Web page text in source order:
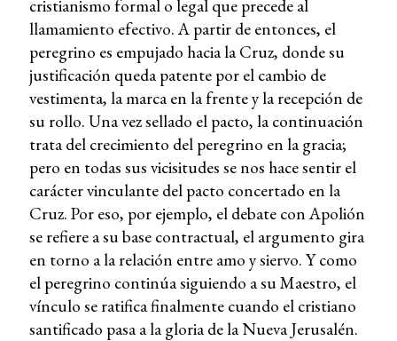
cristianismo formal o legal que precede al
llamamiento efectivo. A partir de entonces, el
peregrino es empujado hacia la Cruz, donde su
justificación queda patente por el cambio de
vestimenta, la marca en la frente y la recepción de
su rollo. Una vez sellado el pacto, la continuación
trata del crecimiento del peregrino en la gracia;
pero en todas sus vicisitudes se nos hace sentir el
carácter vinculante del pacto concertado en la
Cruz. Por eso, por ejemplo, el debate con Apolión
se refiere a su base contractual, el argumento gira
en torno a la relación entre amo y siervo. Y como
el peregrino continúa siguiendo a su Maestro, el
vínculo se ratifica finalmente cuando el cristiano
santificado pasa a la gloria de la Nueva Jerusalén.